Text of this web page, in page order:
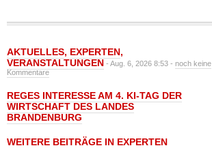
AKTUELLES, EXPERTEN,
VERANSTALTUNGEN - Aug. 6, 2026 8:53 - noch keine
Kommentare
REGES INTERESSE AM 4. KI-TAG DER
WIRTSCHAFT DES LANDES
BRANDENBURG
WEITERE BEITRÄGE IN EXPERTEN